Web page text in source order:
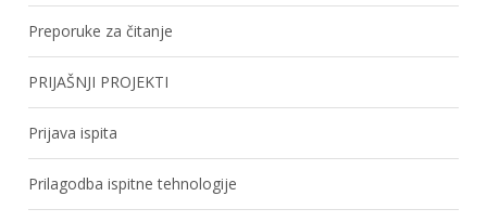
Preporuke za čitanje
PRIJAŠNJI PROJEKTI
Prijava ispita
Prilagodba ispitne tehnologije